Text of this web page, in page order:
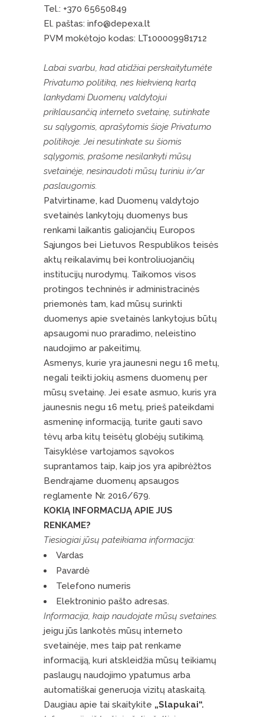
Tel.: +370 65650849
El. paštas: info@depexa.lt
PVM mokėtojo kodas: LT100009981712
Labai svarbu, kad atidžiai perskaitytumėte
Privatumo politiką, nes kiekvieną kartą
lankydami Duomenų valdytojui
priklausančią interneto svetainę, sutinkate
su sąlygomis, aprašytomis šioje Privatumo
politikoje. Jei nesutinkate su šiomis
sąlygomis, prašome nesilankyti mūsų
svetainėje, nesinaudoti mūsų turiniu ir/ar
paslaugomis.
Patvirtiname, kad Duomenų valdytojo
svetainės lankytojų duomenys bus
renkami laikantis galiojančių Europos
Sąjungos bei Lietuvos Respublikos teisės
aktų reikalavimų bei kontroliuojančių
institucijų nurodymų. Taikomos visos
protingos techninės ir administracinės
priemonės tam, kad mūsų surinkti
duomenys apie svetainės lankytojus būtų
apsaugomi nuo praradimo, neleistino
naudojimo ar pakeitimų.
Asmenys, kurie yra jaunesni negu 16 metų,
negali teikti jokių asmens duomenų per
mūsų svetainę. Jei esate asmuo, kuris yra
jaunesnis negu 16 metų, prieš pateikdami
asmeninę informaciją, turite gauti savo
tėvų arba kitų teisėtų globėjų sutikimą.
Taisyklėse vartojamos sąvokos
suprantamos taip, kaip jos yra apibrėžtos
Bendrajame duomenų apsaugos
reglamente Nr. 2016/679.
KOKIĄ INFORMACIJĄ APIE JUS
RENKAME?
Tiesiogiai jūsų pateikiama informacija:
Vardas
Pavardė
Telefono numeris
Elektroninio pašto adresas.
Informacija, kaip naudojate mūsų svetaines.
jeigu jūs lankotės mūsų interneto
svetainėje, mes taip pat renkame
informaciją, kuri atskleidžia mūsų teikiamų
paslaugų naudojimo ypatumus arba
automatiškai generuoja vizitų ataskaitą.
Daugiau apie tai skaitykite „Slapukai“.